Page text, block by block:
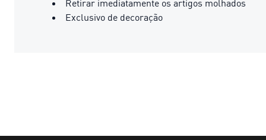
Retirar imediatamente os artigos molhados
Exclusivo de decoração